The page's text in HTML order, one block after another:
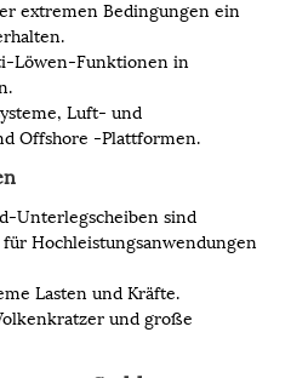
extremen Bedingungen ein
Löwen-Funktionen in
Luft- und
Offshore -Plattformen.
Unterlegscheiben sind
Hochleistungsanwendungen
Lasten und Kräfte.
und große